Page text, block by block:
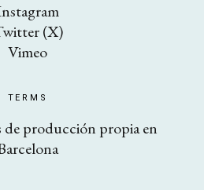
(X)
Vimeo
TERMS
producción propia en